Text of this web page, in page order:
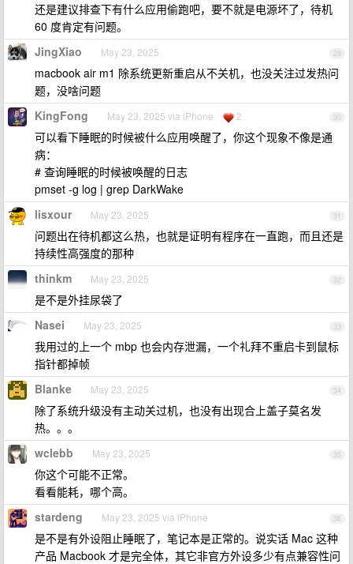
还是建议排查下有什么应用偷跑吧，要不就是电源坏了，待机
60 度肯定有问题。
29
JingXiao May 23, 2025
macbook air m1 除系统更新重启从不关机，也没关注过发热问
题，没啥问题
30
KingFong May 23, 2025 via iPhone 2
可以看下睡眠的时候被什么应用唤醒了，你这个现象不像是通
病：
# 查询睡眠的时候被唤醒的日志
pmset -g log | grep DarkWake
31
lisxour May 23, 2025
问题出在待机都这么热，也就是证明有程序在一直跑，而且还是
持续性高强度的那种
32
thinkm May 23, 2025
是不是外挂尿袋了
33
Nasei May 23, 2025
我用过的上一个 mbp 也会内存泄漏，一个礼拜不重启卡到鼠标
指针都掉帧
34
Blanke May 23, 2025
除了系统升级没有主动关过机，也没有出现合上盖子莫名发
热。。。
35
wclebb May 23, 2025
你这个可能不正常。
看看能耗，哪个高。
36
stardeng May 23, 2025 via iPhone
是不是有外设阻止睡眠了，笔记本是正常的。说实话 Mac 这种
产品 Macbook 才是完全体，其它非官方外设多少有点兼容性问